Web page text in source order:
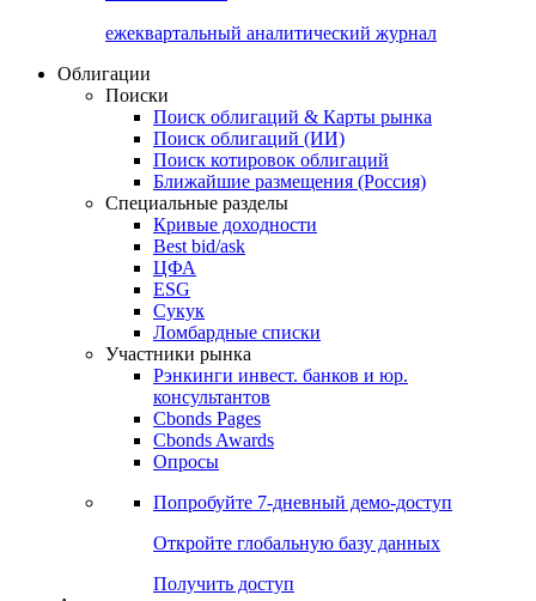
Cbonds Review
ежеквартальный аналитический журнал
Облигации
Поиски
Поиск облигаций & Карты рынка
Поиск облигаций (ИИ)
Поиск котировок облигаций
Ближайшие размещения (Россия)
Специальные разделы
Кривые доходности
Best bid/ask
ЦФА
ESG
Сукук
Ломбардные списки
Участники рынка
Рэнкинги инвест. банков и юр.
Cbonds Pages
Опросы
Попробуйте7-дневный